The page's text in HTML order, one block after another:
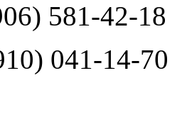
581-42-18
041-14-70